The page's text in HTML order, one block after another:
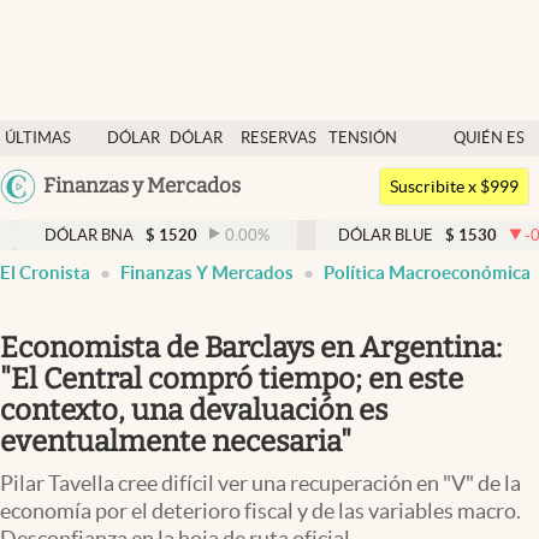
ÚLTIMAS
NOTICIAS
DÓLAR
DÓLAR
RESERVAS
TENSIÓN
GEOPOLÍTICA
QUIÉN ES
QUIÉN
Argentina
Uruguay
Finanzas y Mercados
Dólar
Members
Economía y Política
Finanzas y Mercados
Negocios
Columnistas
Apertura
Suscribite x $999
BNA $ 1520 0.00% DÓLAR BLUE $ 1530 -0.65%
El Cronista Finanzas Y Mercados Política Macroeconómica
Economista de Barclays en Argentina:
"El Central compró tiempo; en este
contexto, una devaluación es
eventualmente necesaria"
Pilar Tavella cree difícil ver una recuperación en "V" de la
economía por el deterioro fiscal y de las variables macro.